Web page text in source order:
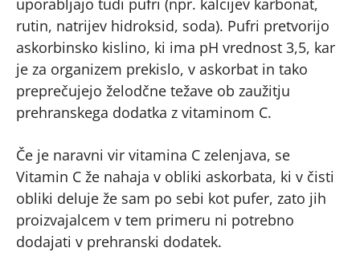
uporabljajo tudi pufri (npr. kalcijev karbonat,
rutin, natrijev hidroksid, soda). Pufri pretvorijo
askorbinsko kislino, ki ima pH vrednost 3,5, kar
je za organizem prekislo, v askorbat in tako
preprečujejo želodčne težave ob zaužitju
prehranskega dodatka z vitaminom C.
Če je naravni vir vitamina C zelenjava, se
Vitamin C že nahaja v obliki askorbata, ki v čisti
obliki deluje že sam po sebi kot pufer, zato jih
proizvajalcem v tem primeru ni potrebno
dodajati v prehranski dodatek.